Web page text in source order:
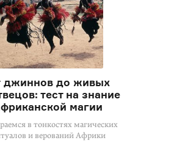
джиннов до живых
тест на знание
магии
в тонкостях магических
и верований Африки